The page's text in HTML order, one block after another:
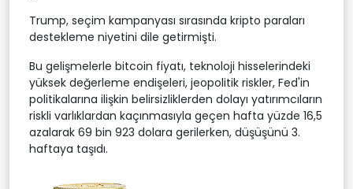
Trump, seçim kampanyası sırasında kripto paraları
destekleme niyetini dile getirmişti.
Bu gelişmelerle bitcoin fiyatı, teknoloji hisselerindeki
yüksek değerleme endişeleri, jeopolitik riskler, Fed'in
politikalarına ilişkin belirsizliklerden dolayı yatırımcıların
riskli varlıklardan kaçınmasıyla geçen hafta yüzde 16,5
azalarak 69 bin 923 dolara gerilerken, düşüşünü 3.
haftaya taşıdı.